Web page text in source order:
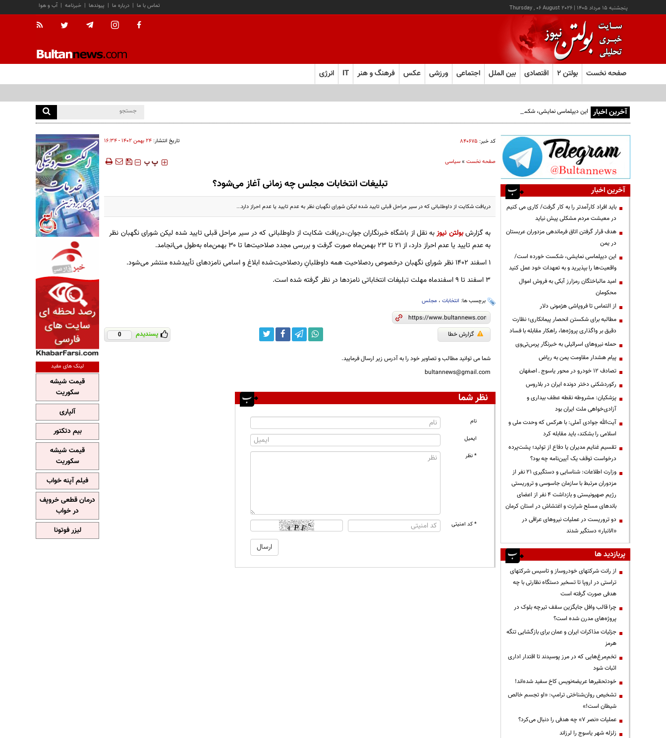
پنجشنبه ۱۵ مرداد ۱۴۰۵ |
Thursday , 06 August 2026 آب و هوا | خبرنامه | پیوندها | درباره ما | تماس با ما
صفحه نخست بولتن ۲ اقتصادی بین الملل اجتماعی ورزشی عکس فرهنگ و هنر IT انرژی
آخرین اخبار این دیپلماسی نمایشی، شکست خورده است/واقعیت‌ها را بپذیرید و به تعهدات خود عمل کنید
کد خبر: ۸۴۰۶۷۵ تاریخ انتشار: ۲۴ بهمن ۱۴۰۲ - ۱۶:۳۴
صفحه نخست»سیاسی ‍‍‍ پ پ
تبلیغات انتخابات مجلس چه زمانی آغاز می‌شود؟
دریافت شکایت از داوطلبانی که در سیر مراحل قبلی تایید شده لیکن شورای نگهبان نظر به عدم تایید یا عدم احراز دارد...
به گزارشبولتن نیوزبه نقل از باشگاه خبرنگاران جوان،دریافت شکایت از داوطلبانی که در سیر مراحل قبلی تایید شده لیکن شورای نگهبان نظر
به عدم تایید یا عدم احراز دارد، از ۲۱ تا ۲۳ بهمن‌ماه صورت گرفت و بررسی مجدد صلاحیت‌ها تا ۳۰ بهمن‌ماه به‌طول می‌انجامد.
۱ اسفند ۱۴۰۲ نظر شورای نگهبان درخصوص ردصلاحیت همه داوطلبانِ ردصلاحیت‌شده ابلاغ و اسامی نامزدهای تأییدشده منتشر می‌شود.
۳ اسفند تا ۹ اسفندماه مهلت تبلیغات انتخاباتی نامزدها در نظر گرفته شده است.
برچسب ها: انتخابات، مجلس
گزارش خطا پسندیدم 0
شما می توانید مطالب و تصاویر خود را به آدرس زیر ارسال فرمایید.
bultannews@gmail.com
نظر شما
نام
ایمیل
* نظر
* کد امنیتی
آخرین اخبار
باید افراد کارآمدتر را به کار گرفت/ کاری می کنیم
در معیشت مردم مشکلی پیش نیاید
هدف قرار گرفتن اتاق‌ فرماندهی مزدوران عربستان
در یمن
این دیپلماسی نمایشی، شکست خورده است/
واقعیت‌ها را بپذیرید و به تعهدات خود عمل کنید
امید مالباختگان رمزارز آبکی به فروش اموال
محکومان
از التماس تا فروپاشی هژمونی دلار
مطالبه برای شکستن انحصار پیمانکاری؛ نظارت
دقیق بر واگذاری پروژه‌ها، راهکار مقابله با فساد
حمله نیروهای اسرائیلی به خبرنگار پرس‌تی‌وی
پیام هشدار مقاومت یمن به ریاض
تصادف ۱۲ خودرو در محور یاسوج ـ اصفهان
رکوردشکنی دختر دونده ایران در بلاروس
پزشکیان: مشروطه نقطه عطف بیداری و
آزادی‌خواهی ملت ایران بود
آیت‌الله جوادی آملی: با هرکس که وحدت ملی و
اسلامی را بشکند، باید مقابله کرد
تقسیم غنایم مدیران یا دفاع از تولید؛ پشت‌پرده
درخواست توقف یک آیین‌نامه چه بود؟
وزارت اطلاعات: شناسایی و دستگیری ۲۱ نفر از
مزدوران مرتبط با سازمان جاسوسی و تروریستی
رژیم صهیونیستی و بازداشت ۴ نفر از اعضای
باندهای مسلح شرارت و اغتشاش در استان کرمان
دو تروریست در عملیات نیروهای عراقی در
«الانبار» دستگیر شدند
پربازدید ها
از رانت‌ شرکتهای خودروساز و تاسیس شرکتهای
تراستی در اروپا تا تسخیر دستگاه نظارتی با چه
هدفی صورت گرفته است
چرا قالب وافل جایگزین سقف تیرچه بلوک در
پروژه‌های مدرن شده است؟
جزئیات مذاکرات ایران و عمان برای بازگشایی تنگه
هرمز
تخم‌مرغ‌هایی که در مرز پوسیدند تا اقتدار اداری
اثبات شود
خودتحقیرها عریضه‌نویس کاخ سفید شده‌اند!
تشخیص روان‌شناختی ترامپ: «او تجسم خالص
شیطان است!»
عملیات «نصر ۷» چه هدفی را دنبال می‌کرد؟
زلزله شهر یاسوج را لرزاند
لینک های مفید
قیمت شیشه
سکوریت
آلپاری
بیم دتکتور
قیمت شیشه
سکوریت
فیلم آپنه خواب
درمان قطعی خروپف
در خواب
لیزر فوتونا